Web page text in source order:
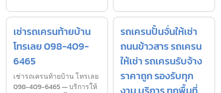
เช่ารถเครนท้ายบ้าน
โทรเลย 098-409-
6465
เช่ารถเครนท้ายบ้าน โทรเลย
098-409-6465 — บริการให้
รถเครนปั้นจั่นให้เช่า
ถนนข้าวสาร รถเครน
ให้เช่า รถเครนรับจ้าง
ราคาถูก รองรับทุก